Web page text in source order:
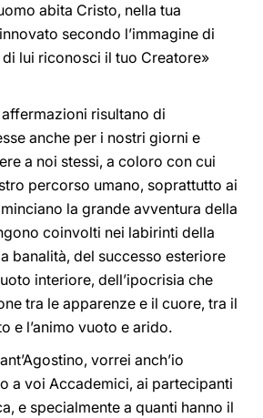
abita Cristo, nella tua
secondo l’immagine di
di lui riconosci il tuo Creatore»
risultano di
anche per i nostri giorni e
a noi stessi, a coloro con cui
percorso umano, soprattutto ai
la grande avventura della
coinvolti nei labirinti della
banalità, del successo esteriore
interiore, dell’ipocrisia che
tra le apparenze e il cuore, tra il
e l’animo vuoto e arido.
vorrei anch’io
a voi Accademici, ai partecipanti
e specialmente a quanti hanno il